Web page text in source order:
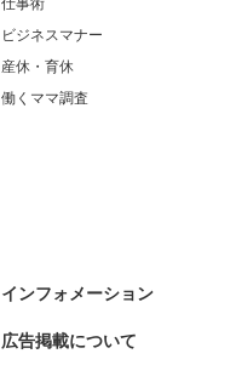
仕事術
ビジネスマナー
産休・育休
働くママ調査
インフォメーション
広告掲載について